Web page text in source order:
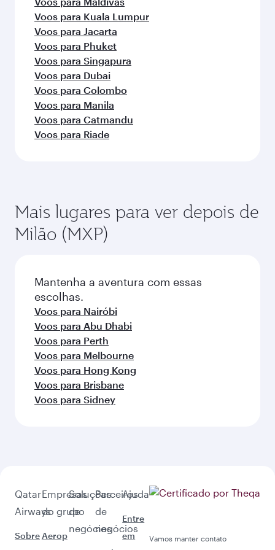
Voos para Kuala Lumpur
Voos para Jacarta
Voos para Phuket
Voos para Singapura
Voos para Dubai
Voos para Colombo
Voos para Manila
Voos para Catmandu
Voos para Riade
Mais lugares para ver depois de
Milão (MXP)
Mantenha a aventura com essas
escolhas.
Voos para Nairóbi
Voos para Abu Dhabi
Voos para Perth
Voos para Melbourne
Voos para Hong Kong
Voos para Brisbane
Voos para Sidney
Qatar
Airways
Sobre
Empresas
do grupo
Aerop
Soluções
de
negócios
Parceiros
de
negócios
Ajuda
Entre
em
Vamos manter contato